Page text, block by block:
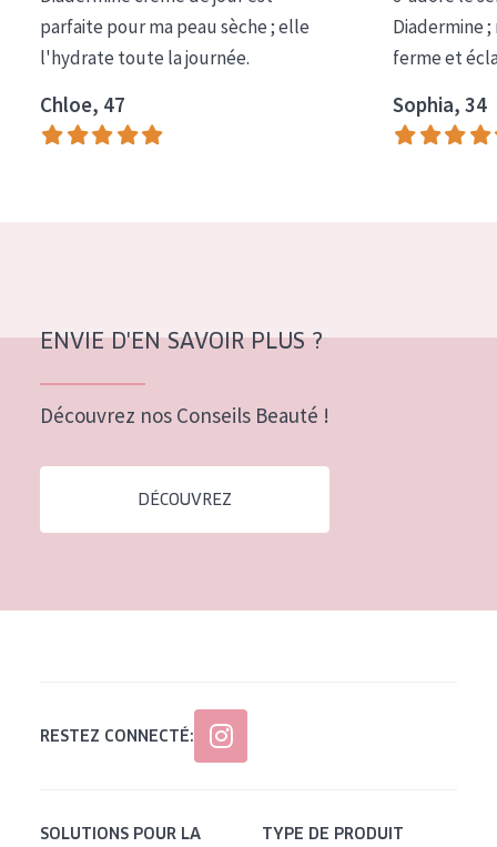
COLLECTION
Essentials
Lift+
Expert
Peau mixte ou grasse
Peau mature
Peau ménopausée
Âge : 55+
parfaite pour ma peau sèche ; elle
l'hydrate toute la journée.
Chloe, 47
Diadermine
ferme et
Sophia, 34
ENVIE D'EN SAVOIR PLUS ?
Découvrez nos Conseils Beauté !
DÉCOUVREZ
RESTEZ CONNECTÉ:
SOLUTIONS POUR LA
TYPE DE PRODUIT